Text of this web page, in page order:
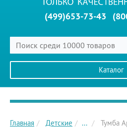
(499)653-73-43
Каталог
Главное меню сайта
Главная Детские ... Тумба